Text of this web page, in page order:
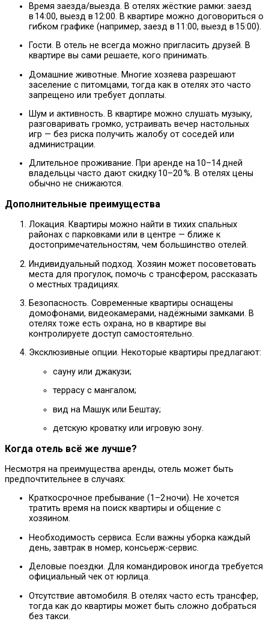
Время заезда/выезда. В отелях жёсткие рамки: заезд
в 14:00, выезд в 12:00. В квартире можно договориться о
гибком графике (например, заезд в 11:00, выезд в 15:00).
Гости. В отель не всегда можно пригласить друзей. В
квартире вы сами решаете, кого принимать.
Домашние животные. Многие хозяева разрешают
заселение с питомцами, тогда как в отелях это часто
запрещено или требует доплаты.
Шум и активность. В квартире можно слушать музыку,
разговаривать громко, устраивать вечер настольных
игр — без риска получить жалобу от соседей или
администрации.
Длительное проживание. При аренде на 10–14 дней
владельцы часто дают скидку 10–20 %. В отелях цены
обычно не снижаются.
Дополнительные преимущества
Локация. Квартиры можно найти в тихих спальных
районах с парковками или в центре — ближе к
достопримечательностям, чем большинство отелей.
Индивидуальный подход. Хозяин может посоветовать
места для прогулок, помочь с трансфером, рассказать
о местных традициях.
Безопасность. Современные квартиры оснащены
домофонами, видеокамерами, надёжными замками. В
отелях тоже есть охрана, но в квартире вы
контролируете доступ самостоятельно.
Эксклюзивные опции. Некоторые квартиры предлагают:
сауну или джакузи;
террасу с мангалом;
вид на Машук или Бештау;
детскую кроватку или игровую зону.
Когда отель всё же лучше?
Несмотря на преимущества аренды, отель может быть
предпочтительнее в случаях:
Краткосрочное пребывание (1–2 ночи). Не хочется
тратить время на поиск квартиры и общение с
хозяином.
Необходимость сервиса. Если важны уборка каждый
день, завтрак в номер, консьерж-сервис.
Деловые поездки. Для командировок иногда требуется
официальный чек от юрлица.
Отсутствие автомобиля. В отелях часто есть трансфер,
тогда как до квартиры может быть сложно добраться
без такси.